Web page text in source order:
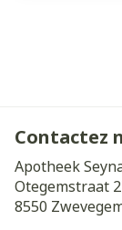
Contactez
Apotheek
Otegemstraat
8550